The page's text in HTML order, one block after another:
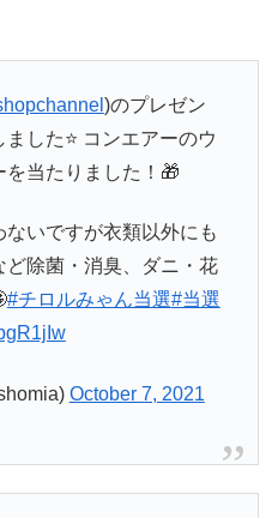
)のプレゼン
した⭐️ コンエアーのウ
を当たりました！🎁
いですが衣類以外にも
除菌・消臭、ダニ・花
#チロルみゃん当選#当選
October 7, 2021